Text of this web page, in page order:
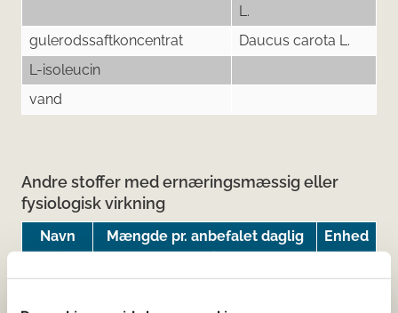
L.
gulerodssaftkoncentrat
Daucus carota L.
L-isoleucin
vand
Andre stoffer med ernæringsmæssig eller
fysiologisk virkning
Navn
Mængde pr. anbefalet daglig
Enhed